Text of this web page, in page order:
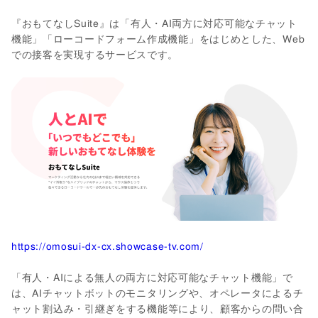
『おもてなしSuite』は「有人・AI両方に対応可能なチャット
機能」「ローコードフォーム作成機能」をはじめとした、Web
での接客を実現するサービスです。
https://omosui-dx-cx.showcase-tv.com/
「有人・AIによる無人の両方に対応可能なチャット機能」で
は、AIチャットボットのモニタリングや、オペレータによるチ
ャット割込み・引継ぎをする機能等により、顧客からの問い合